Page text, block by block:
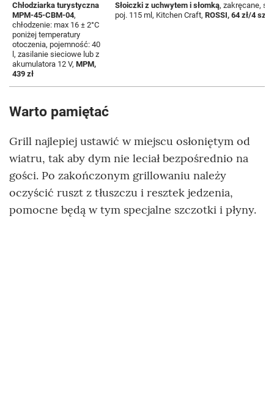
Chłodziarka turystyczna
MPM-45-CBM-04,
chłodzenie: max 16 ± 2°C
poniżej temperatury
otoczenia, pojemność: 40
l, zasilanie sieciowe lub z
akumulatora 12 V, MPM,
439 zł
Słoiczki z uchwytem i słomką, zakręcane,
poj. 115 ml, Kitchen Craft, ROSSI, 64 zł/4 szt.
Warto pamiętać
Grill najlepiej ustawić w miejscu osłoniętym od
wiatru, tak aby dym nie leciał bezpośrednio na
gości. Po zakończonym grillowaniu należy
oczyścić ruszt z tłuszczu i resztek jedzenia,
pomocne będą w tym specjalne szczotki i płyny.